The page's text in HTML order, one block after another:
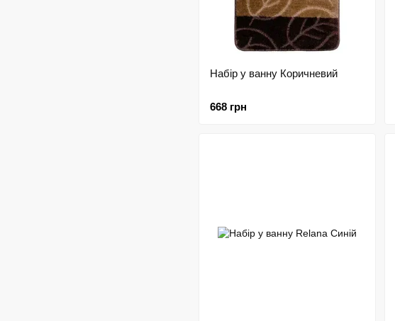
Набір у ванну Коричневий
668 грн